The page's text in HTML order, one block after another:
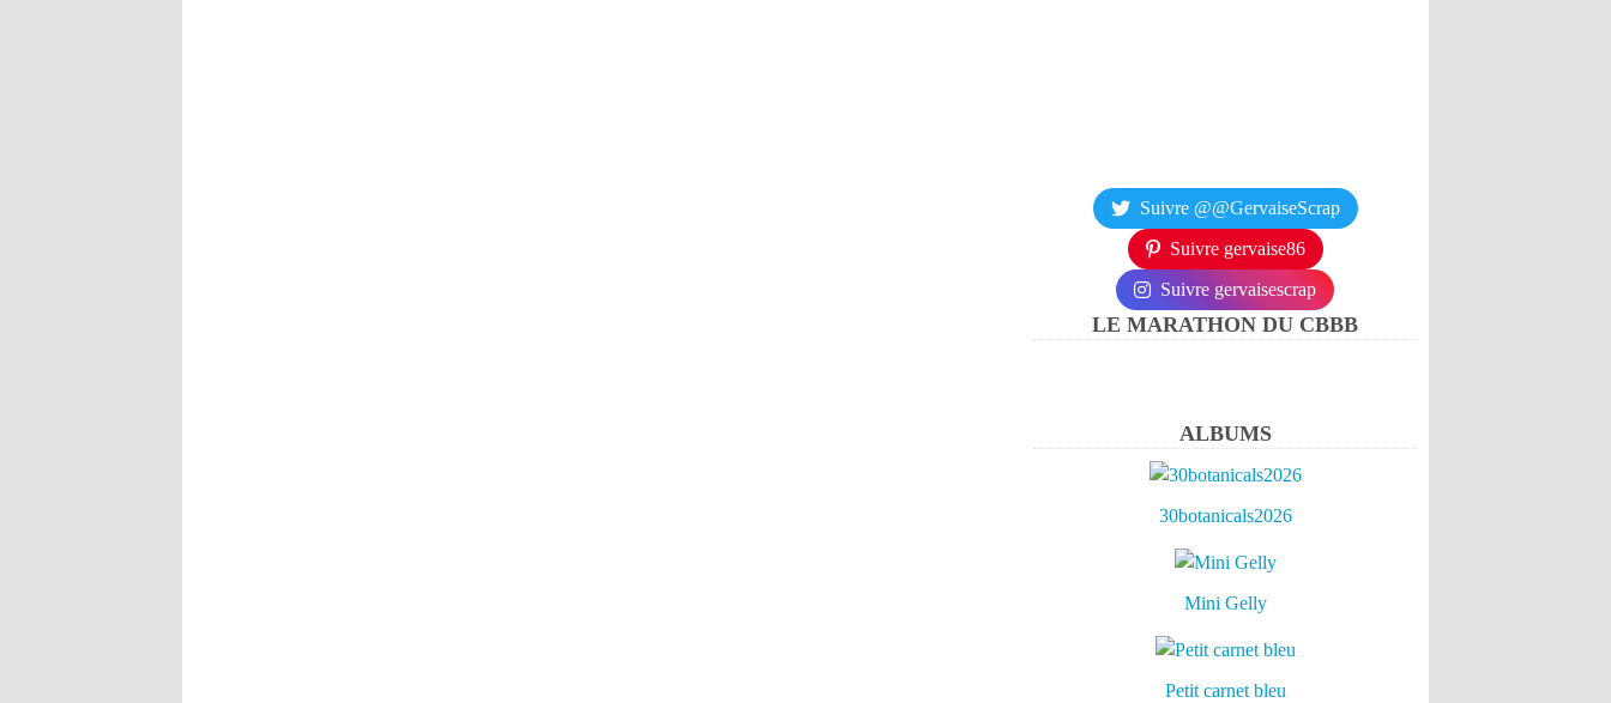
Suivre @@GervaiseScrap
Suivre gervaise86
Suivre gervaisescrap
LE MARATHON DU CBBB
ALBUMS
30botanicals2026
Mini Gelly
Petit carnet bleu